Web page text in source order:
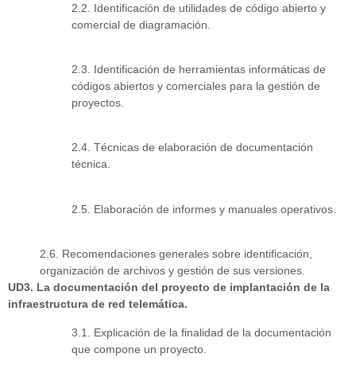
2.2. Identificación de utilidades de código abierto y
comercial de diagramación.
2.3. Identificación de herramientas informáticas de
códigos abiertos y comerciales para la gestión de
proyectos.
2.4. Técnicas de elaboración de documentación
técnica.
2.5. Elaboración de informes y manuales operativos.
2.6. Recomendaciones generales sobre identificación,
organización de archivos y gestión de sus versiones.
UD3. La documentación del proyecto de implantación de la
infraestructura de red telemática.
3.1. Explicación de la finalidad de la documentación
que compone un proyecto.